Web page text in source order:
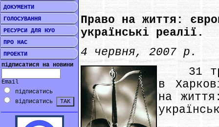
ДОКУМЕНТИ
ГОЛОСУВАННЯ
РЕСУРСИ ДЛЯ НУО
ПРО НАС
ПРОЕКТИ
підписатися на новини
Email
підписатись
відписатись
Право на життя:
українські реалії.
4 червня, 2007 р.
31
в
на